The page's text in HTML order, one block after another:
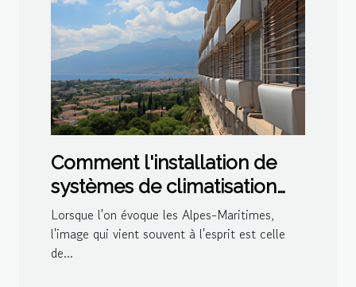
Comment l'installation de
systèmes de climatisation
impacte le marché
immobilier local dans les
Alpes-Maritimes
Lorsque l'on évoque les Alpes-Maritimes,
l'image qui vient souvent à l'esprit est celle
de...